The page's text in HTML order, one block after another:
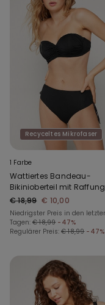
Recyceltes Mikrofaser
1 Farbe
Wattiertes Bandeau-
Bikinioberteil mit
aus recycelter Mikrofaser
€ 18,99 € 10,00
Niedrigster Preis in den
Tagen: € 18,99 -47%
Regulärer Preis: € 18,99 -47%